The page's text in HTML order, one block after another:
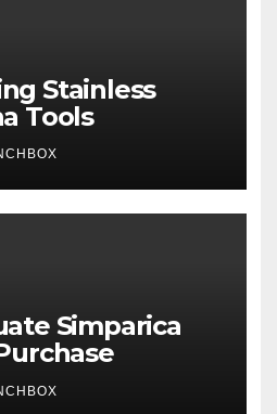
Stainless
Tools
Simparica